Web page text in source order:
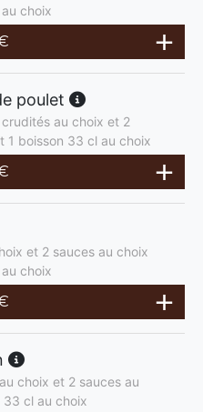
choix
poulet
au choix et 2
1 boisson 33 cl au choix
et 2 sauces au choix
choix
choix et 2 sauces au
33 cl au choix